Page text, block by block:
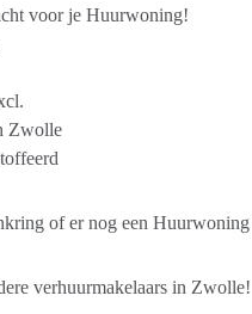
Wat is
voor je Huurwoning!
Zwolle
of er nog een
verhuurmakelaars in Zwolle!